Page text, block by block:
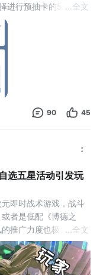
进行预抽卡的5星补
结果小丑竟是我自
不确定最终是否会拿
讨论#白荆回廊预抽
全文
90 45
选五星活动引发玩
即时战术游戏，战斗
者是低配《博德之
推广力度也极大，一
。
全文